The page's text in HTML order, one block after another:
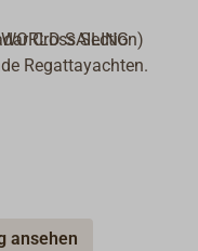
SAILING
Regattayachten.
Cross Section)
ansehen